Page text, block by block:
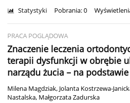
Statystyki Pobrania: 0
PRACA POGLĄDOWA
Znaczenie leczenia
terapii dysfunkcji w obrębie
narządu żucia – na
Milena Magdziak, Jolanta Kostrzewa-
Nastalska, Małgorzata Zadurska